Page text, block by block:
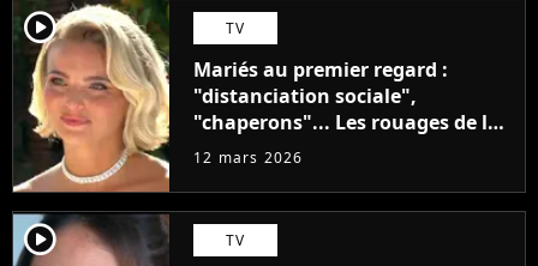
player2 TV
Mariés au premier regard :
"distanciation sociale",
"chaperons"... Les rouages de la
production dévoilés
12 mars 2026
player2 TV